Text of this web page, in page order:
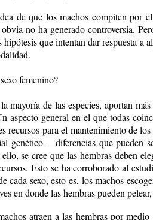
de que los ma­chos com­pi­ten por
no ha ge­ne­ra­do con­tro­ver­sia.
hi­pó­te­sis que in­ten­tan dar res­pues­ta a
fe­me­ni­no?
ma­yo­ría de las es­pe­cies, apor­tan
as­pec­to ge­ne­ral en el que to­das
re­cur­sos pa­ra el man­te­ni­mien­to de
ge­né­ti­co —di­fe­ren­cias que pue­den
se cree que las hem­bras de­ben
Es­to se ha co­rro­bo­ra­do al
ca­da se­xo, es­to es, los ma­chos
en don­de las hem­bras pue­den
atraen a las hem­bras por